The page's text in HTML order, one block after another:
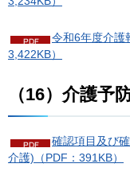
令和6年度介護
3,422KB）
（16）介護予
確認項目及び
介護)（PDF：391KB）